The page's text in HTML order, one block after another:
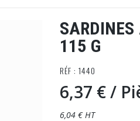
115 G
RÉF : 1440
6,37 €/
6,04 € HT